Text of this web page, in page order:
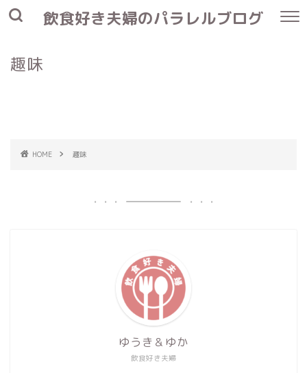
飲食好き夫婦のパラレルブログ
趣味
HOME 趣味
飲食好き夫婦
ゆうき＆ゆか